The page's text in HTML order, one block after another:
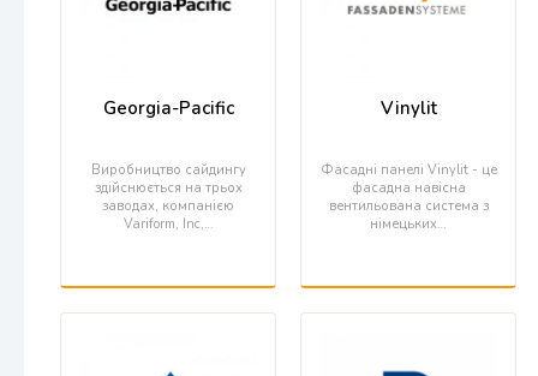
Georgia-Pacific
Виробництво сайдингу
здійснюється на трьох
заводах, компанією
Variform, Inc,…
Vinylit
Фасадні панелі Vinylit - це
фасадна навісна
вентильована система з
німецьких…